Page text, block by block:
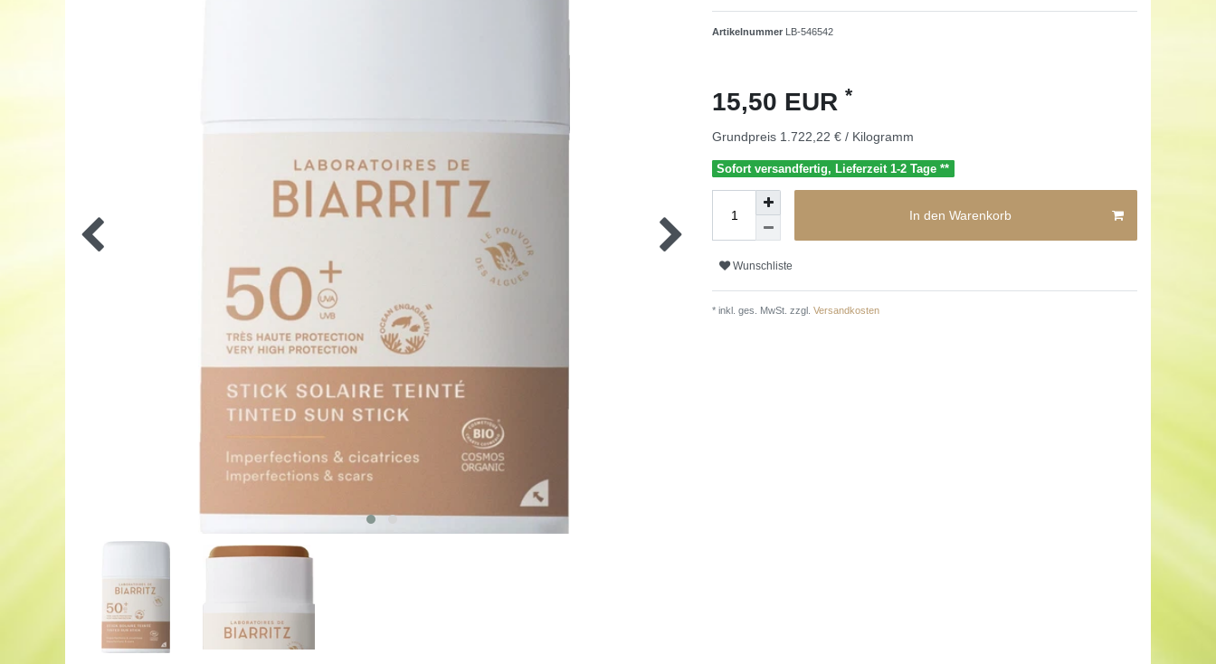
Artikelnummer LB-546542
15,50 EUR *
Grundpreis 1.722,22 € / Kilogramm
Sofort versandfertig, Lieferzeit 1-2 Tage **
In den Warenkorb
Wunschliste
* inkl. ges. MwSt. zzgl. Versandkosten